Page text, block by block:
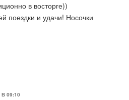
в восторге))
поездки и удачи! Носочки
09:10